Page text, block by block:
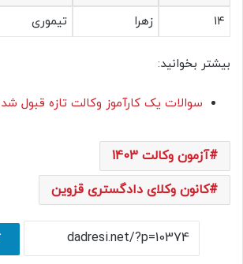
۱۴
زهرا تیموری
بیشتر بخوانید:
سوالات یک کارآموز وکالت تازه قبول
آزمون وکالت 1403
کانون وکلای دادگستری قزوین